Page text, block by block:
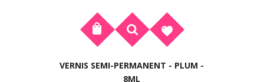
VERNIS SEMI-PERMANENT - PLUM -
8ML